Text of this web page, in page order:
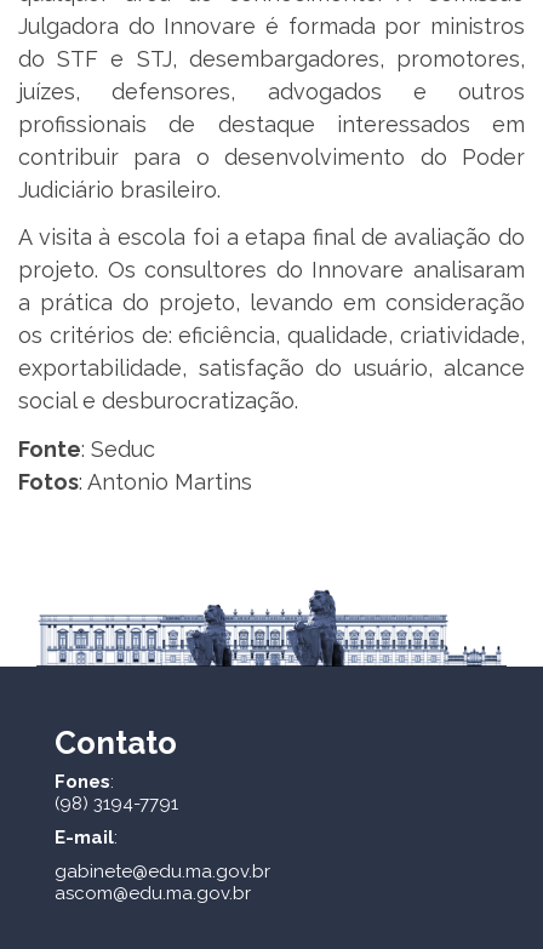
Julgadora do Innovare é formada por ministros
do STF e STJ, desembargadores, promotores,
juízes, defensores, advogados e outros
profissionais de destaque interessados em
contribuir para o desenvolvimento do Poder
Judiciário brasileiro.
A visita à escola foi a etapa final de avaliação do
projeto. Os consultores do Innovare analisaram
a prática do projeto, levando em consideração
os critérios de: eficiência, qualidade, criatividade,
exportabilidade, satisfação do usuário, alcance
social e desburocratização.
Fonte: Seduc
Fotos: Antonio Martins
Contato
Fones:
(98) 3194-7791
E-mail:
gabinete@edu.ma.gov.br
ascom@edu.ma.gov.br